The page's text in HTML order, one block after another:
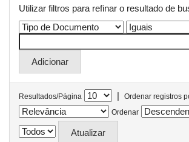
Utilizar filtros para refinar o resultado de
Resultados/Página |
Ordenar registros
Ordenar